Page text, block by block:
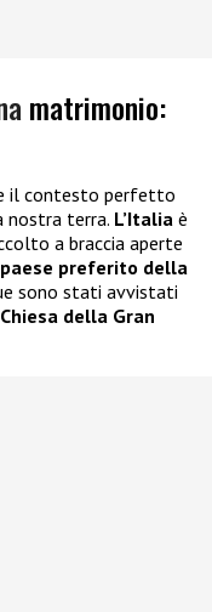
matrimonio:
il contesto perfetto
nostra terra. L’Italia è
a braccia aperte
preferito della
sono stati avvistati
Chiesa della Gran